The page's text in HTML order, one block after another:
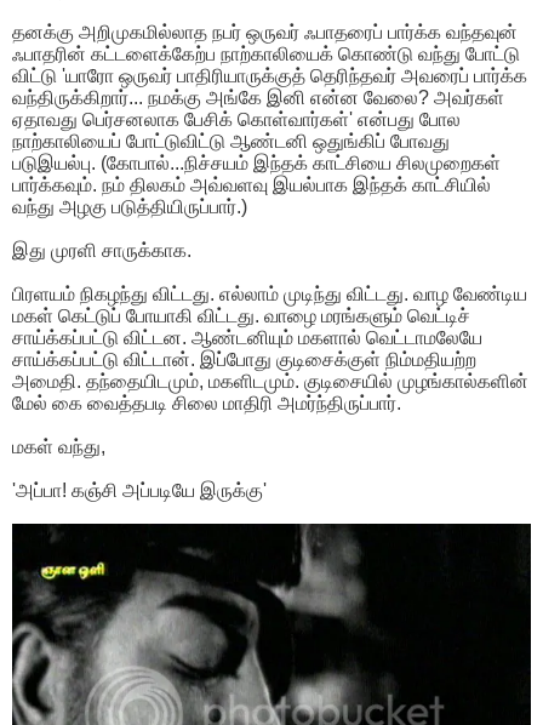
தனக்கு அறிமுகமில்லாத நபர் ஒருவர் ஃபாதரைப் பார்க்க வந்தவுன்
ஃபாதரின் கட்டளைக்கேற்ப நாற்காலியைக் கொண்டு வந்து போட்டு
விட்டு 'யாரோ ஒருவர் பாதிரியாருக்குத் தெரிந்தவர் அவரைப் பார்க்க
வந்திருக்கிறார்... நமக்கு அங்கே இனி என்ன வேலை? அவர்கள்
ஏதாவது பெர்சனலாக பேசிக் கொள்வார்கள்' என்பது போல
நாற்காலியைப் போட்டுவிட்டு ஆண்டனி ஒதுங்கிப் போவது
படுஇயல்பு. (கோபால்...நிச்சயம் இந்தக் காட்சியை சிலமுறைகள்
பார்க்கவும். நம் திலகம் அவ்வளவு இயல்பாக இந்தக் காட்சியில்
வந்து அழகு படுத்தியிருப்பார்.)
இது முரளி சாருக்காக.
பிரளயம் நிகழந்து விட்டது. எல்லாம் முடிந்து விட்டது. வாழ வேண்டிய
மகள் கெட்டுப் போயாகி விட்டது. வாழை மரங்களும் வெட்டிச்
சாய்க்கப்பட்டு விட்டன. ஆண்டனியும் மகளால் வெட்டாமலேயே
சாய்க்கப்பட்டு விட்டான். இப்போது குடிசைக்குள் நிம்மதியற்ற
அமைதி. தந்தையிடமும், மகளிடமும். குடிசையில் முழங்கால்களின்
மேல் கை வைத்தபடி சிலை மாதிரி அமர்ந்திருப்பார்.
மகள் வந்து,
'அப்பா! கஞ்சி அப்படியே இருக்கு'